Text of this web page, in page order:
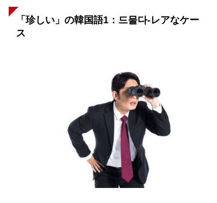
「珍しい」の韓国語1：드물다-レアなケー
ス